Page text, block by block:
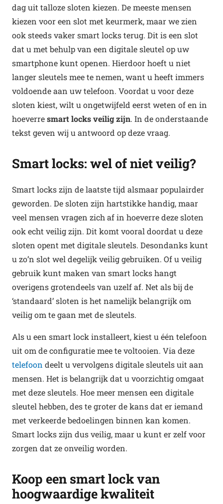
dag uit talloze sloten kiezen. De meeste mensen
kiezen voor een slot met keurmerk, maar we zien
ook steeds vaker smart locks terug. Dit is een slot
dat u met behulp van een digitale sleutel op uw
smartphone kunt openen. Hierdoor hoeft u niet
langer sleutels mee te nemen, want u heeft immers
voldoende aan uw telefoon. Voordat u voor deze
sloten kiest, wilt u ongetwijfeld eerst weten of en in
hoeverresmart locks veilig zijn. In de onderstaande
tekst geven wij u antwoord op deze vraag.
Smart locks: wel of niet veilig?
Smart locks zijn de laatste tijd alsmaar populairder
geworden. De sloten zijn hartstikke handig, maar
veel mensen vragen zich af in hoeverre deze sloten
ook echt veilig zijn. Dit komt vooral doordat u deze
sloten opent met digitale sleutels. Desondanks kunt
u zo’n slot wel degelijk veilig gebruiken. Of u veilig
gebruik kunt maken van smart locks hangt
overigens grotendeels van uzelf af. Net als bij de
‘standaard’ sloten is het namelijk belangrijk om
veilig om te gaan met de sleutels.
Als u een smart lock installeert, kiest u één telefoon
uit om de configuratie mee te voltooien. Via deze
telefoon deelt u vervolgens digitale sleutels uit aan
mensen. Het is belangrijk dat u voorzichtig omgaat
met deze sleutels. Hoe meer mensen een digitale
sleutel hebben, des te groter de kans dat er iemand
met verkeerde bedoelingen binnen kan komen.
Smart locks zijn dus veilig, maar u kunt er zelf voor
zorgen dat ze onveilig worden.
Koop een smart lock van
hoogwaardige kwaliteit